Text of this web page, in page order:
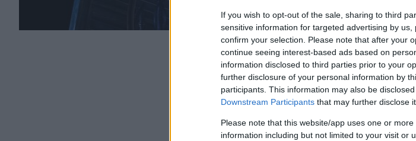
If you wish to opt-out of the sale, sharing to third
sensitive information for targeted advertising by
confirm your selection. Please note that after your
continue seeing interest-based ads based on
information disclosed to third parties prior to your
further disclosure of your personal information by
participants. This information may also be
Downstream Participants that may further disclose
Please note that this website/app uses one or
information including but not limited to your visit or